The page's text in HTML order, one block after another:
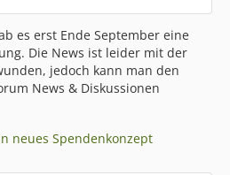
es erst Ende September eine
Die News ist leider mit der
jedoch kann man den
News & Diskussionen
neues Spendenkonzept